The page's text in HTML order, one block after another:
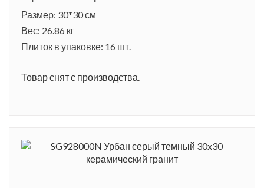
Размер: 30*30 см
Вес: 26.86 кг
Плиток в упаковке: 16 шт.
Товар снят с производства.